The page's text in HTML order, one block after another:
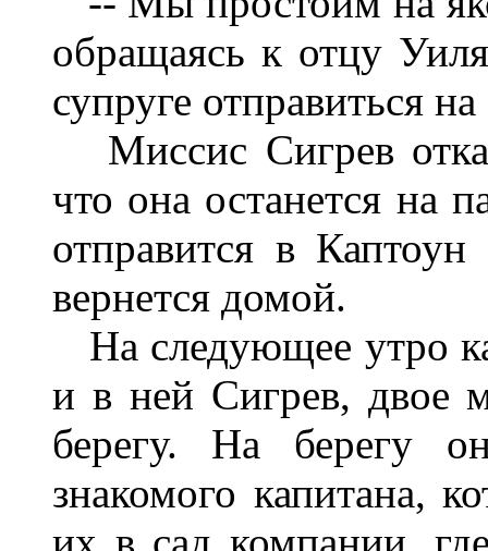
обращаясь к отцу
супруге отправиться на
Миссис Сигрев
что она останется на
отправится в
вернется домой.
На следующее утро
и в ней Сигрев, двое
берегу. На берегу
знакомого капитана,